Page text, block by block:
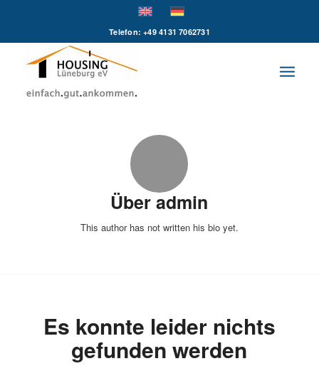
Telefon: +49 4131 7062731
Überadmin
This author has not written his bio yet.
Es konnte leider nichts
gefunden werden